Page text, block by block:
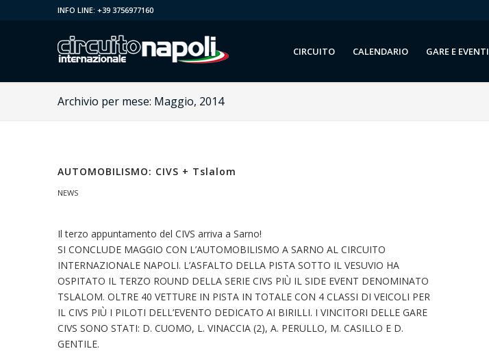
INFO LINE: +39 3756977160
CIRCUITO CALENDARIO GARE E EVENTI
Archivio per mese: Maggio, 2014
AUTOMOBILISMO: CIVS + Tslalom
NEWS
Il terzo appuntamento del CIVS arriva a Sarno!
SI CONCLUDE MAGGIO CON L’AUTOMOBILISMO A SARNO AL CIRCUITO
INTERNAZIONALE NAPOLI. L’ASFALTO DELLA PISTA SOTTO IL VESUVIO HA
OSPITATO IL TERZO ROUND DELLA SERIE CIVS PIÙ IL SIDE EVENT DENOMINATO
TSLALOM. OLTRE 40 VETTURE IN PISTA IN TOTALE CON 4 CLASSI DI VEICOLI PER
IL CIVS PIÙ I PILOTI DELL’EVENTO DEDICATO AI BIRILLI. I VINCITORI DELLE GARE
CIVS SONO STATI: D. CUOMO, L. VINACCIA (2), A. PERULLO, M. CASILLO E D.
GENTILE.